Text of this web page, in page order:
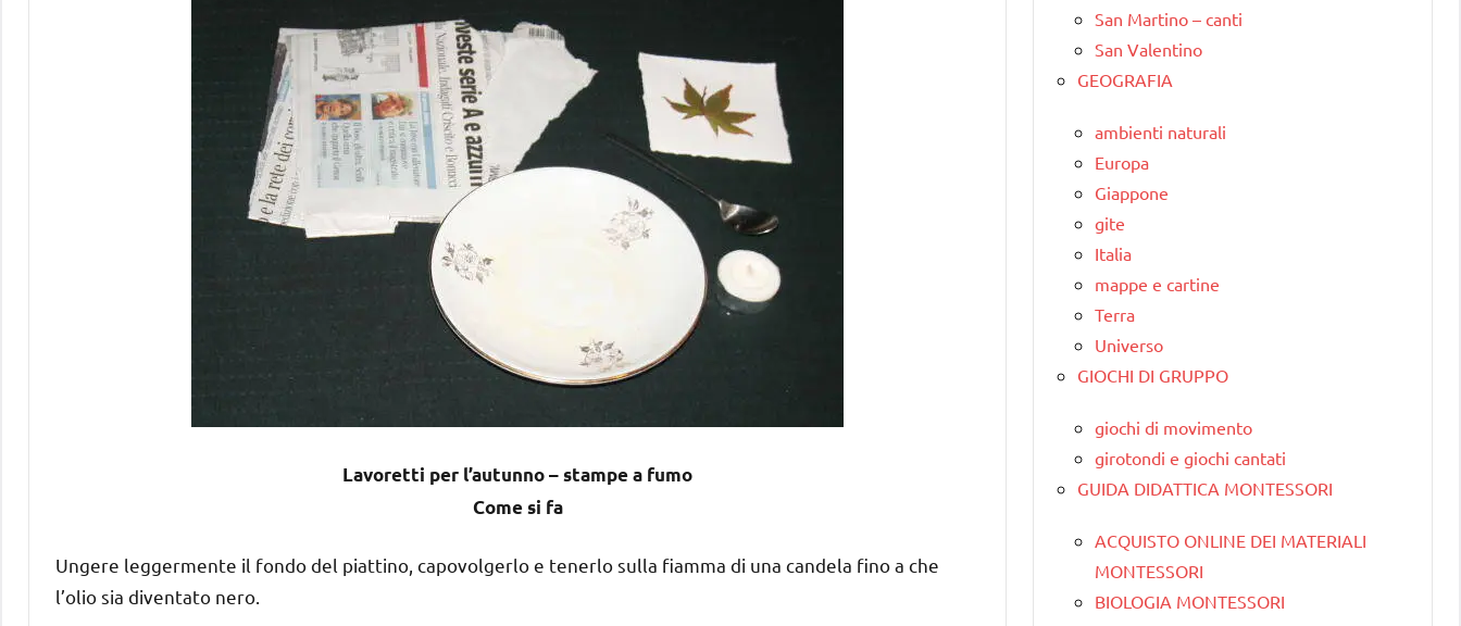
Lavoretti per l’autunno – stampe a fumo
Come si fa
Ungere leggermente il fondo del piattino, capovolgerlo e tenerlo sulla fiamma di una candela fino a che
l’olio sia diventato nero.
San Martino – canti
San Valentino
GEOGRAFIA
ambienti naturali
Europa
Giappone
gite
Italia
mappe e cartine
Terra
Universo
GIOCHI DI GRUPPO
giochi di movimento
girotondi e giochi cantati
GUIDA DIDATTICA MONTESSORI
ACQUISTO ONLINE DEI MATERIALI
MONTESSORI
BIOLOGIA MONTESSORI